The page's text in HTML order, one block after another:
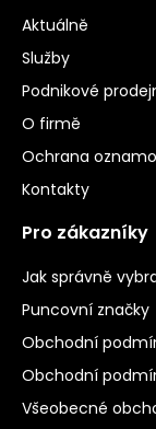
Aktuálně
Služby
Podnikové
O firmě
Ochrana
Kontakty
Pro zákazníky
Jak správně
Puncovní značky
Obchodní
Obchodní
Všeobecné